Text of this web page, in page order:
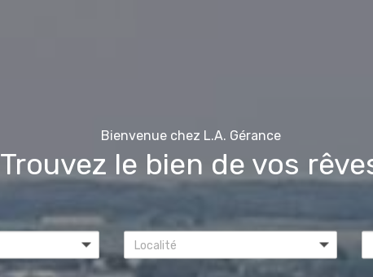
Bienvenue chez L.A. Gérance
Trouvez le bien de vos
Localité